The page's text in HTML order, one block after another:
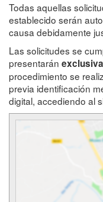
Todas aquellas
establecido serán
causa debidamente
Las solicitudes se
presentarán
procedimiento se
previa identificación
digital, accediendo al